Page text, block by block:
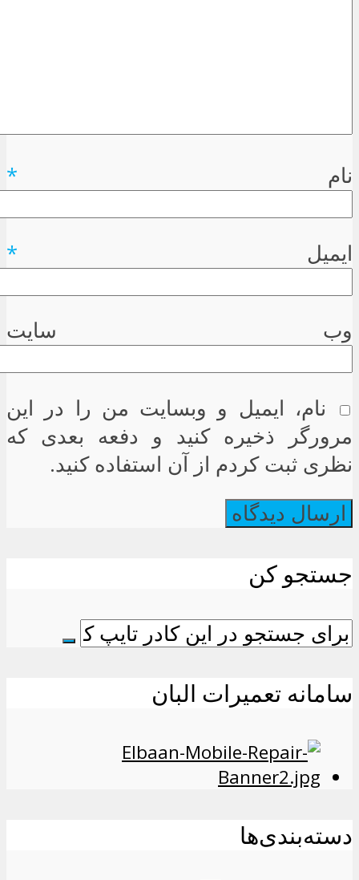
نام *
ایمیل *
وب سایت
نام، ایمیل و وبسایت من را در این
مرورگر ذخیره کنید و دفعه بعدی که
نظری ثبت کردم از آن استفاده کنید.
جستجو کن
سامانه تعمیرات البان
دسته‌بندی‌ها